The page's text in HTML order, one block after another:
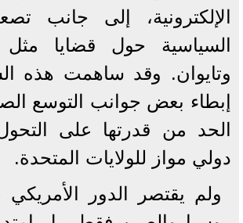
الإلكترونية، إلى جانب
السياسية حول قضايا
وتايوان. وقد ساهمت هذه
إبطاء بعض جوانب التوسع
الحد من قدرتها على
دولي مواز للولايات المتحدة.
ولم يقتصر الدور